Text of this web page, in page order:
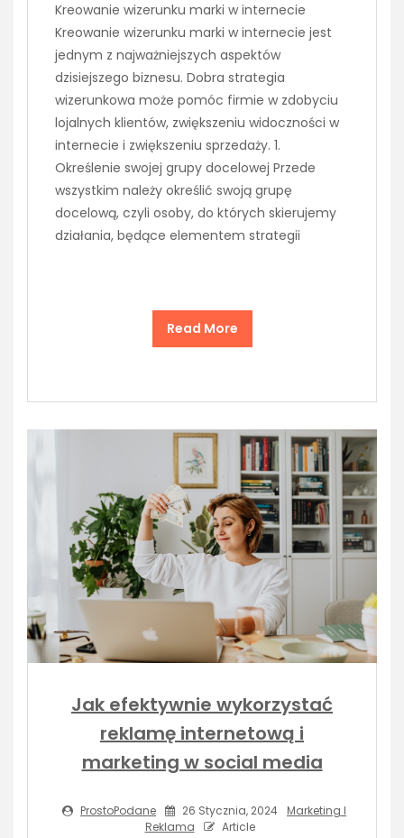
Kreowanie wizerunku marki w internecie
Kreowanie wizerunku marki w internecie jest
jednym z najważniejszych aspektów
dzisiejszego biznesu. Dobra strategia
wizerunkowa może pomóc firmie w zdobyciu
lojalnych klientów, zwiększeniu widoczności w
internecie i zwiększeniu sprzedaży. 1.
Określenie swojej grupy docelowej Przede
wszystkim należy określić swoją grupę
docelową, czyli osoby, do których skierujemy
działania, będące elementem strategii
Read More
Jak efektywnie wykorzystać
reklamę internetową i
marketing w social media
ProstoPodane 26 Stycznia, 2024
Marketing I
Reklama
Article